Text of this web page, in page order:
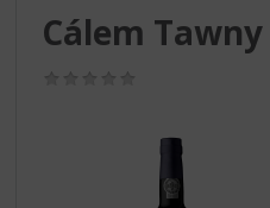
Cálem